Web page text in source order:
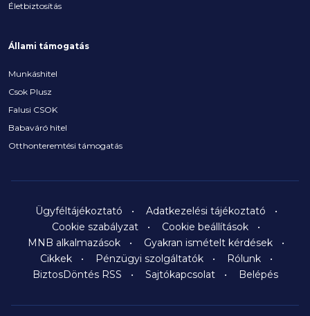
Életbiztosítás
Állami támogatás
Munkáshitel
Csok Plusz
Falusi CSOK
Babaváró hitel
Otthonteremtési támogatás
Ügyféltájékoztató
Adatkezelési tájékoztató
Cookie szabályzat
Cookie beállítások
MNB alkalmazások
Gyakran ismételt kérdések
Cikkek
Pénzügyi szolgáltatók
Rólunk
BiztosDöntés RSS
Sajtókapcsolat Belépés